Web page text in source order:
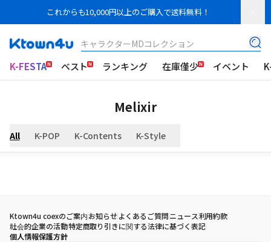
これからも10,000円以上のご購入で送料無料！
キャラクターMDコレクション
K-FESTA ベスト ランキング 在庫僅少 イベント
Melixir
All K-POP K-Contents K-Style
Ktown4u coexのご案内お知らせよくあるご質問ニュース利用約款
社会的企業の活動特定商取り引きに関する法律に基づく表記
個人情報保護方針